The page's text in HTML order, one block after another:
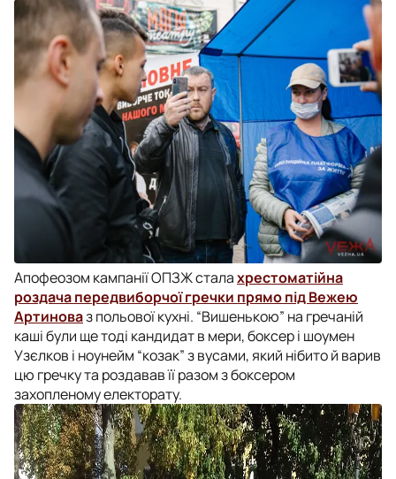
Апофеозом кампанії ОПЗЖ сталахрестоматійна
роздача передвиборчої гречки прямо під Вежею
Артиноваз польової кухні. “Вишенькою” на гречаній
каші були ще тоді кандидат в мери, боксер і шоумен
Узєлков і ноунейм “козак” з вусами, який нібито й варив
цю гречку та роздавав її разом з боксером
захопленому електорату.